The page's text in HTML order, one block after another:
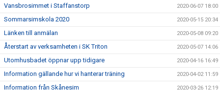
Vansbrosimmet i Staffanstorp 2020-06-07 18:00
Sommarsimskola 2020 2020-05-15 20:34
Länken till anmälan 2020-05-08 09:20
Återstart av verksamheten i SK Triton 2020-05-07 14:06
Utomhusbadet öppnar upp tidigare 2020-04-16 16:49
Information gällande hur vi hanterar träning 2020-04-02 11:59
Information från Skånesim 2020-03-26 12:19